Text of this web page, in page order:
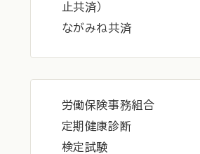
止共済）
ながみね共済
労働保険事務組合
定期健康診断
検定試験